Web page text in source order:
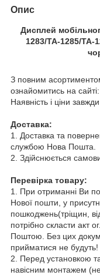
Опис
Дисплей
1283/TA-1285/TA-
З повним
ознайомитись на сайті:
Наявність і ціни
Доставка:
1. Доставка та
службою Нова Пошта.
2. Здійснюється
Перевірка товару:
1. При отриманні Ви
Нової пошти, у
пошкоджень(тріщин,
потрібно скласти акт
Поштою. Без цих
прийматися не будуть!
2. Перед установкою
навісним монтажем